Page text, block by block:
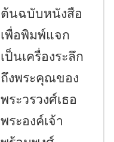
ต้นฉบับหนังสือ
เพื่อพิมพ์แจก
เป็นเครื่องระลึก
ถึงพระคุณของ
พระวรวงศ์เธอ
พระองค์เจ้า